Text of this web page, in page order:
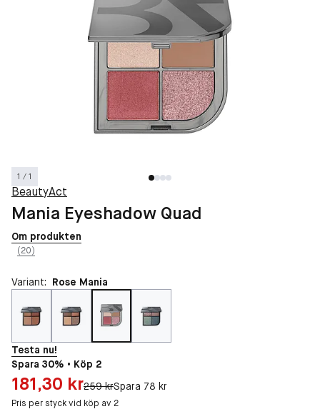
1 / 1
BeautyAct
Mania Eyeshadow Quad
Om produkten
(20)
Variant: Rose Mania
Testa nu!
Spara 30% • Köp 2
Pris: 181,30 kr
181,30 krOriginal pris:
259 krSpara 78 kr
Pris per styck vid köp av 2